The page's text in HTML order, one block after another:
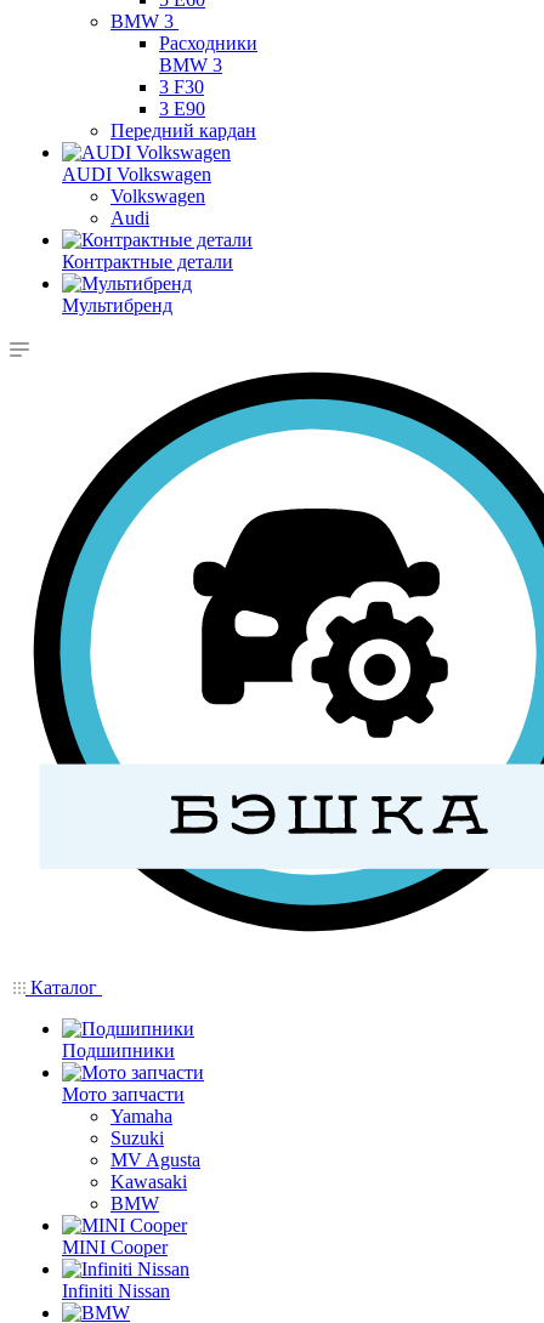
BMW 3
Расходники
BMW 3
3 F30
3 E90
Передний кардан
AUDI Volkswagen
Volkswagen
Audi
Контрактные детали
Мультибренд
Каталог
Подшипники
Мото запчасти
Yamaha
Suzuki
MV Agusta
Kawasaki
BMW
MINI Cooper
Infiniti Nissan